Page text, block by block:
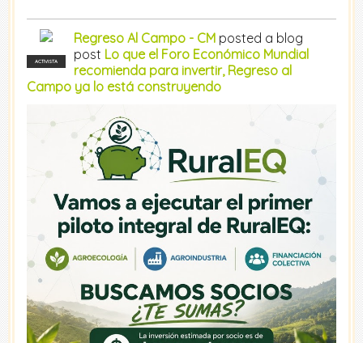
ACTIVISTA
Regreso Al Campo - CM posted a blog
post Lo que el Foro Económico Mundial
recomienda para invertir, Regreso al
Campo ya lo está construyendo